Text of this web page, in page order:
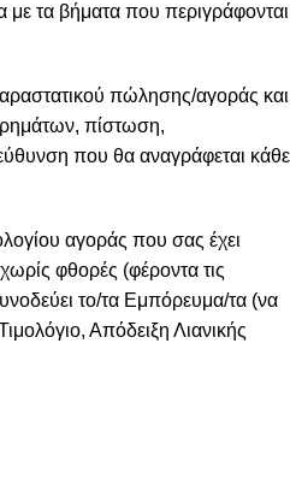
με τα βήματα που περιγράφονται
πώλησης/αγοράς και
πίστωση,
που θα αναγράφεται κάθε
αγοράς που σας έχει
φθορές (φέροντα τις
το/τα Εμπόρευμα/τα (να
Απόδειξη Λιανικής